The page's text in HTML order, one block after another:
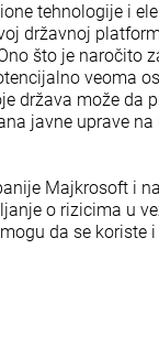
tehnologije i
državnoj
što je naročito
veoma
država može da
javne uprave
Majkrosoft i
o rizicima u
da se koriste